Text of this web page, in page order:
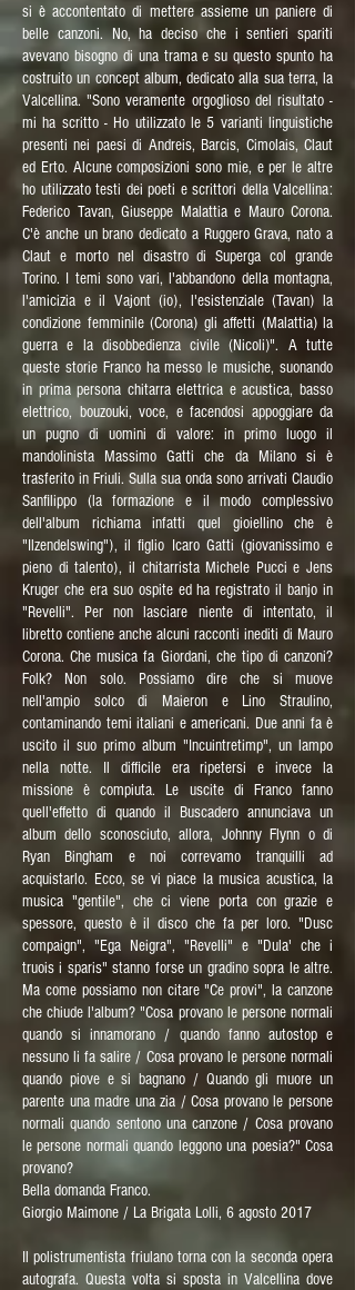
si è accontentato di mettere assieme un paniere di
belle canzoni. No, ha deciso che i sentieri spariti
avevano bisogno di una trama e su questo spunto ha
costruito un concept album, dedicato alla sua terra, la
Valcellina. "Sono veramente orgoglioso del risultato -
mi ha scritto - Ho utilizzato le 5 varianti linguistiche
presenti nei paesi di Andreis, Barcis, Cimolais, Claut
ed Erto. Alcune composizioni sono mie, e per le altre
ho utilizzato testi dei poeti e scrittori della Valcellina:
Federico Tavan, Giuseppe Malattia e Mauro Corona.
C'è anche un brano dedicato a Ruggero Grava, nato a
Claut e morto nel disastro di Superga col grande
Torino. I temi sono vari, l'abbandono della montagna,
l'amicizia e il Vajont (io), l'esistenziale (Tavan) la
condizione femminile (Corona) gli affetti (Malattia) la
guerra e la disobbedienza civile (Nicoli)". A tutte
queste storie Franco ha messo le musiche, suonando
in prima persona chitarra elettrica e acustica, basso
elettrico, bouzouki, voce, e facendosi appoggiare da
un pugno di uomini di valore: in primo luogo il
mandolinista Massimo Gatti che da Milano si è
trasferito in Friuli. Sulla sua onda sono arrivati Claudio
Sanfilippo (la formazione e il modo complessivo
dell'album richiama infatti quel gioiellino che è
"Ilzendelswing"), il figlio Icaro Gatti (giovanissimo e
pieno di talento), il chitarrista Michele Pucci e Jens
Kruger che era suo ospite ed ha registrato il banjo in
"Revelli". Per non lasciare niente di intentato, il
libretto contiene anche alcuni racconti inediti di Mauro
Corona. Che musica fa Giordani, che tipo di canzoni?
Folk? Non solo. Possiamo dire che si muove
nell'ampio solco di Maieron e Lino Straulino,
contaminando temi italiani e americani. Due anni fa è
uscito il suo primo album "Incuintretimp", un lampo
nella notte. Il difficile era ripetersi e invece la
missione è compiuta. Le uscite di Franco fanno
quell'effetto di quando il Buscadero annunciava un
album dello sconosciuto, allora, Johnny Flynn o di
Ryan Bingham e noi correvamo tranquilli ad
acquistarlo. Ecco, se vi piace la musica acustica, la
musica "gentile", che ci viene porta con grazie e
spessore, questo è il disco che fa per loro. "Dusc
compaign", "Ega Neigra", "Revelli" e "Dula' che i
truois i sparis" stanno forse un gradino sopra le altre.
Ma come possiamo non citare "Ce provi", la canzone
che chiude l'album? "Cosa provano le persone normali
quando si innamorano / quando fanno autostop e
nessuno li fa salire / Cosa provano le persone normali
quando piove e si bagnano / Quando gli muore un
parente una madre una zia / Cosa provano le persone
normali quando sentono una canzone / Cosa provano
le persone normali quando leggono una poesia?" Cosa
provano?
Bella domanda Franco.
Giorgio Maimone / La Brigata Lolli, 6 agosto 2017
Il polistrumentista friulano torna con la seconda opera
autografa. Questa volta si sposta in Valcellina dove